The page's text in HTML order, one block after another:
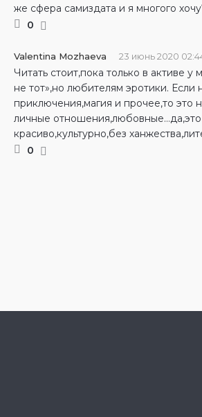
же сфера самиздата и я многого
0
Valentina Mozhaeva 23 июнь 2020
Читать стоит,пока только в активе у
не тот»,но любителям эротики. Если
приключения,магия и прочее,то это
личные
красиво,культурно,без
0